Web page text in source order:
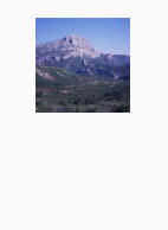
Aller
contenu
principal